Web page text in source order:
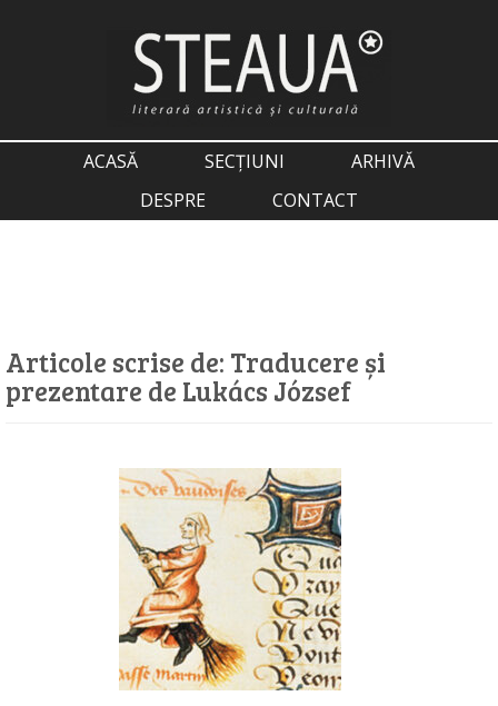
ACASĂ SECȚIUNI
ARHIVĂ
DESPRE
CONTACT
Articole scrise de: Traducere și
prezentare de Lukács József